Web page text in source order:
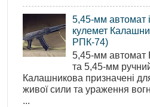
5,45-мм автомат
кулемет
РПК-74)
5,45-мм автомат
та 5,45-мм
Калашникова призначені
живої сили та ураження
...